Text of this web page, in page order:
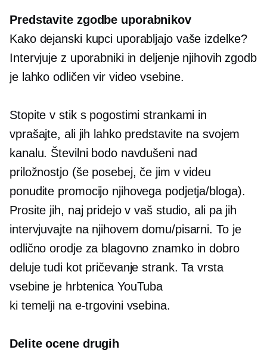
Predstavite zgodbe uporabnikov
Kako dejanski kupci uporabljajo vaše izdelke?
Intervjuje z uporabniki in deljenje njihovih zgodb
je lahko odličen vir video vsebine.
Stopite v stik s pogostimi strankami in
vprašajte, ali jih lahko predstavite na svojem
kanalu. Številni bodo navdušeni nad
priložnostjo (še posebej, če jim v videu
ponudite promocijo njihovega podjetja/bloga).
Prosite jih, naj pridejo v vaš studio, ali pa jih
intervjuvajte na njihovem domu/pisarni. To je
odlično orodje za blagovno znamko in dobro
deluje tudi kot pričevanje strank. Ta vrsta
vsebine je hrbtenica YouTuba
ki temelji na e-trgovinivsebina.
Delite ocene drugih